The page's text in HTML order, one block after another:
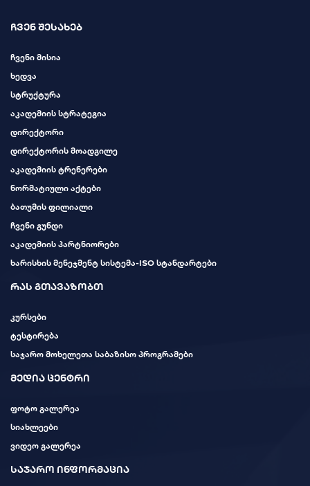
ჩვენ შესახებ
ჩვენი მისია
ხედვა
სტრუქტურა
აკადემიის სტრატეგია
დირექტორი
დირექტორის მოადგილე
აკადემიის ტრენერები
ნორმატიული აქტები
ბათუმის ფილიალი
ჩვენი გუნდი
აკადემიის პარტნიორები
ხარისხის მენეჯმენტ სისტემა-ISO სტანდარტები
რას გთავაზობთ
კურსები
ტესტირება
საჯარო მოხელეთა საბაზისო პროგრამები
მედია ცენტრი
ფოტო გალერეა
სიახლეები
ვიდეო გალერეა
საჯარო ინფორმაცია